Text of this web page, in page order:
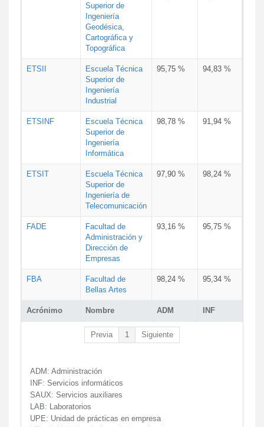
Acrónimo Nombre ADM INF
Superior de
Ingeniería
Geodésica,
Cartográfica y
Topográfica
ETSII
Escuela Técnica
Superior de
Ingeniería
Industrial
95,75 % 94,83 %
ETSINF
Escuela Técnica
Superior de
Ingeniería
Informática
98,78 % 91,94 %
ETSIT
Escuela Técnica
Superior de
Ingeniería de
Telecomunicación
97,90 % 98,24 %
FADE
Facultad de
Administración y
Dirección de
Empresas
93,16 % 95,75 %
FBA
Facultad de
Bellas Artes
98,24 % 95,34 %
Previa 1 Siguiente
ADM: Administración
INF: Servicios informáticos
SAUX: Servicios auxiliares
LAB: Laboratorios
UPE: Unidad de prácticas en empresa